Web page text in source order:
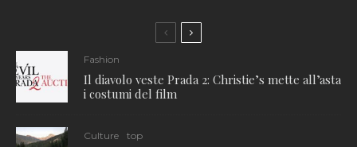
Fashion
Il diavolo veste Prada 2: Christie’s mette all’asta
i costumi del film
Culture top